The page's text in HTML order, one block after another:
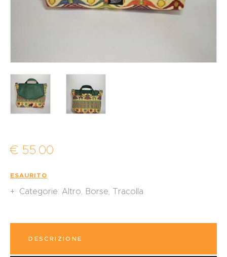
€ 55.00
ESAURITO
Categorie:Altro, Borse, Tracolla
DESCRIZIONE